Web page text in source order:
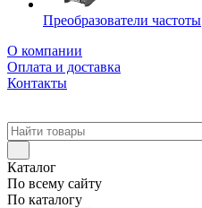
Преобразователи частоты
О компании
Оплата и доставка
Контакты
Каталог
По всему сайту
По каталогу